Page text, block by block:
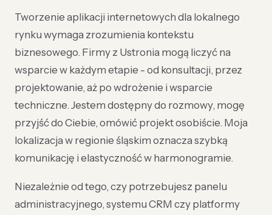
Tworzenie aplikacji internetowych dla lokalnego
rynku wymaga zrozumienia kontekstu
biznesowego. Firmy z Ustronia mogą liczyć na
wsparcie w każdym etapie - od konsultacji, przez
projektowanie, aż po wdrożenie i wsparcie
techniczne. Jestem dostępny do rozmowy, mogę
przyjść do Ciebie, omówić projekt osobiście. Moja
lokalizacja w regionie śląskim oznacza szybką
komunikację i elastyczność w harmonogramie.
Niezależnie od tego, czy potrzebujesz panelu
administracyjnego, systemu CRM czy platformy